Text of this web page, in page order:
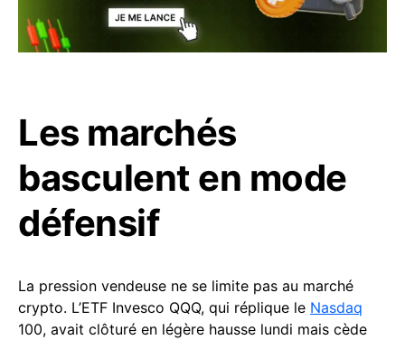
Les marchés
basculent en mode
défensif
La pression vendeuse ne se limite pas au marché
crypto. L’ETF Invesco QQQ, qui réplique le Nasdaq
100, avait clôturé en légère hausse lundi mais cède